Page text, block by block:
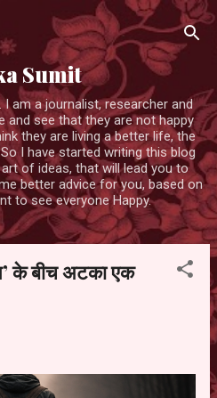
सामग्री पर जाएं
Sumit
am a journalist, researcher and
and see that they are not happy
they are living a better life, the
I have started writing this blog
of ideas, that will lead you to
better advice for you, based on
to see everyone Happy.
के बीच अटका एक